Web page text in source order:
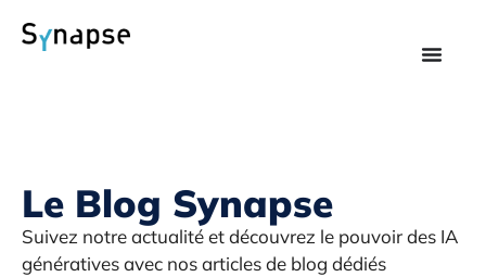
Le Blog Synapse
Suivez notre actualité et découvrez le pouvoir des IA
génératives avec nos articles de blog dédiés